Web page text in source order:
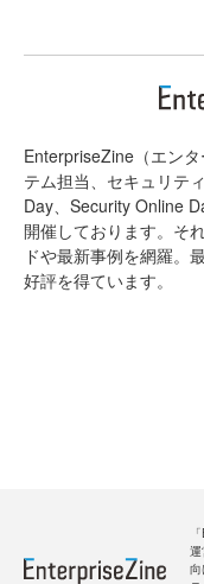
EnterpriseZine（エン
テム担当、セキュリテ
Day、Security Online
開催しております。そ
ドや最新事例を網羅。
好評を得ています。
向